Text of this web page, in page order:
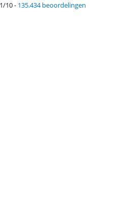
10- 135.434 beoordelingen